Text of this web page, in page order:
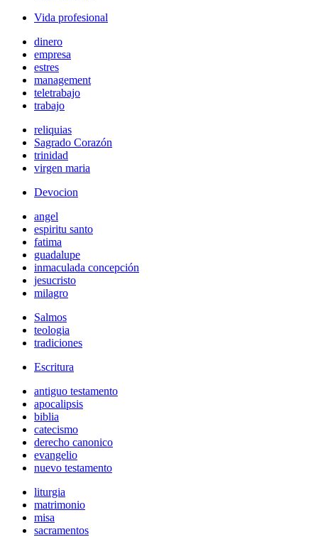
Vida profesional
dinero
empresa
estres
management
teletrabajo
trabajo
reliquias
Sagrado Corazón
trinidad
virgen maria
Devocion
angel
espiritu santo
fatima
guadalupe
inmaculada concepción
jesucristo
milagro
Salmos
teologia
tradiciones
Escritura
antiguo testamento
apocalipsis
biblia
catecismo
derecho canonico
evangelio
nuevo testamento
liturgia
matrimonio
misa
sacramentos